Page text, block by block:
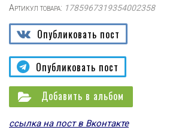
Артикул товара: 1785967319354002358
Опубликовать пост
Опубликовать пост
Добавить в альбом
ссылка на пост в Вконтакте